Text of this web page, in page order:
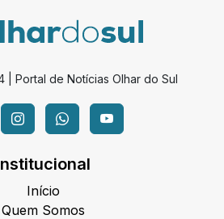
| Portal de Notícias Olhar do Sul
Início
Quem Somos